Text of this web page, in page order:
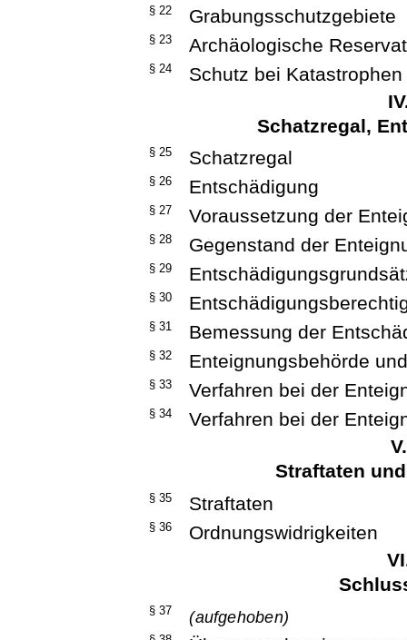
§ 22 Grabungsschutzgebiete
§ 23 Archäologische
§ 24
Schutz bei Katastrophen
Schatzregal,
§ 25 Schatzregal
§ 26 Entschädigung
§ 27 Voraussetzung der
§ 28 Gegenstand der
§ 29
§ 30
§ 31 Bemessung der
§ 32 Enteignungsbehörde
§ 33 Verfahren bei der
§ 34
Verfahren bei der
Straftaten
§ 35 Straftaten
§ 36
Ordnungswidrigkeiten
§ 37 (aufgehoben)